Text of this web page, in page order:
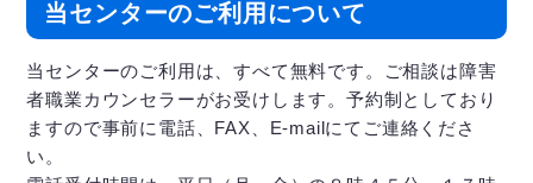
当センターのご利用について
当センターのご利用は、すべて無料です。ご相談は障害
者職業カウンセラーがお受けします。予約制としており
ますので事前に電話、FAX、E-mailにてご連絡くださ
い。